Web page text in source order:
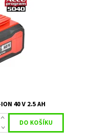
produktty HECHT
40 V 2.5 AH